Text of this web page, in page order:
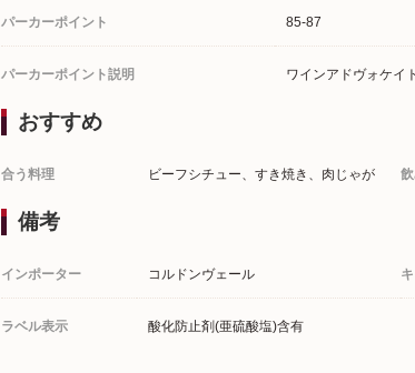
パーカーポイント 85-87
パーカーポイント説明 ワインアドヴォケイ
おすすめ
合う料理 ビーフシチュー、すき焼き、肉じゃが
備考
インポーター コルドンヴェール
ラベル表示 酸化防止剤(亜硫酸塩)含有